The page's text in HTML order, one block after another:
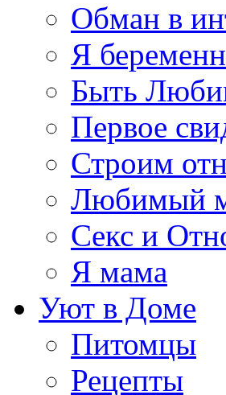
Обман в
Я
Быть
Первое
Строим
Любимый
Секс и
Я мама
Уют в Доме
Питомцы
Рецепты